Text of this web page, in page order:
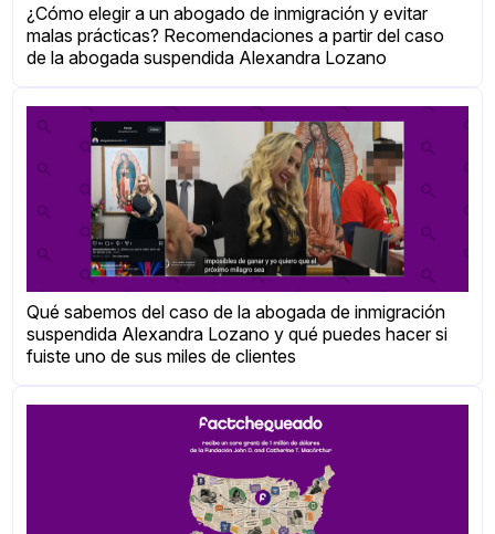
¿Cómo elegir a un abogado de inmigración y evitar
malas prácticas? Recomendaciones a partir del caso
de la abogada suspendida Alexandra Lozano
Qué sabemos del caso de la abogada de inmigración
suspendida Alexandra Lozano y qué puedes hacer si
fuiste uno de sus miles de clientes